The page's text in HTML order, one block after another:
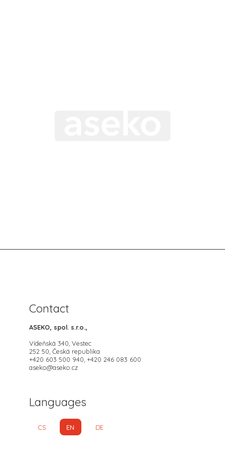
Contact
ASEKO, spol. s.r.o.,
Vídeňská 340, Vestec
252 50, Česká republika
+420 603 500 940, +420 246 083 600
aseko@aseko.cz
Languages
CS EN DE